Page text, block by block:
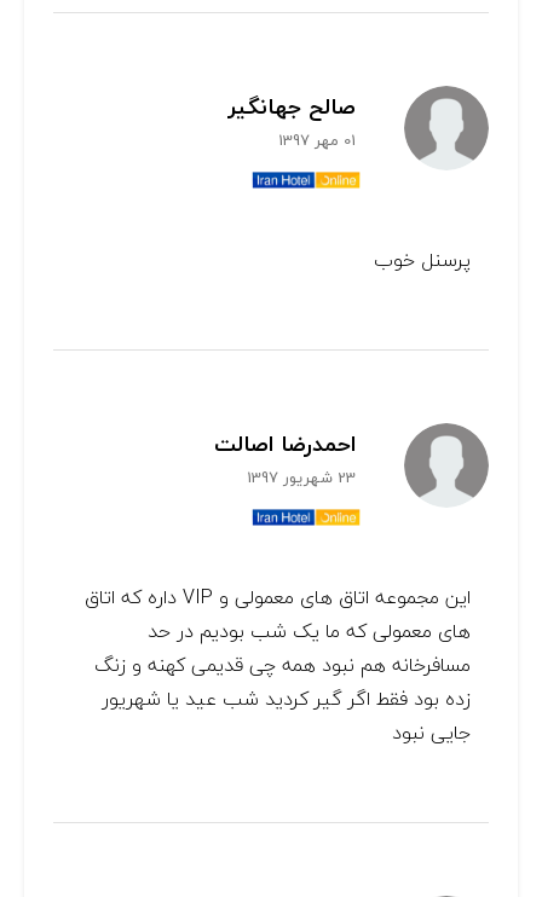
صالح جهانگير
01 مهر 1397
پرسنل خوب
احمدرضا اصالت
23 شهریور 1397
این مجموعه اتاق های معمولی و VIP داره که اتاق
های معمولی که ما یک شب بودیم در حد
مسافرخانه هم نبود همه چی قدیمی کهنه و زنگ
زده بود فقط اگر گیر کردید شب عید یا شهریور
جایی نبود